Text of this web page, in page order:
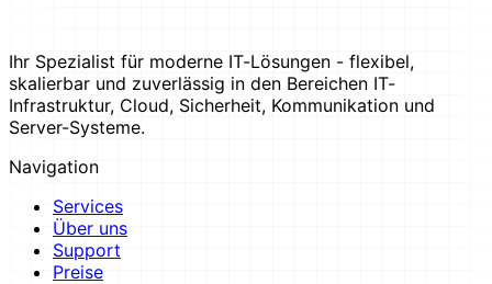
Ihr Spezialist für moderne IT-Lösungen - flexibel,
skalierbar und zuverlässig in den Bereichen IT-
Infrastruktur, Cloud, Sicherheit, Kommunikation und
Server-Systeme.
Navigation
Services
Über uns
Support
Preise